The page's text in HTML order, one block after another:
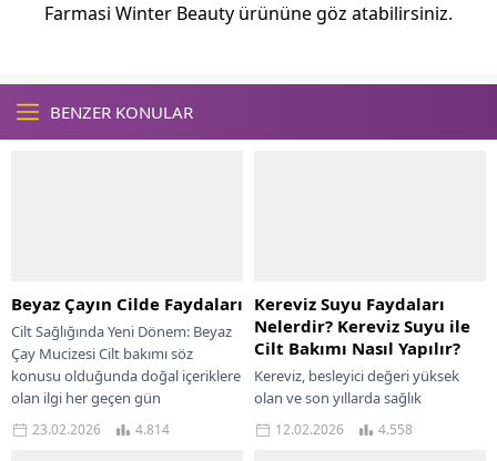
Farmasi Winter Beauty ürününe göz atabilirsiniz.
BENZER KONULAR
Beyaz Çayın Cilde Faydaları
Cilt Sağlığında Yeni Dönem: Beyaz
Çay Mucizesi Cilt bakımı söz
konusu olduğunda doğal içeriklere
olan ilgi her geçen gün
artmaktadır....
23.02.2026 4.814
Kereviz Suyu Faydaları
Nelerdir? Kereviz Suyu ile
Cilt Bakımı Nasıl Yapılır?
Kereviz, besleyici değeri yüksek
olan ve son yıllarda sağlık
dünyasında dikkat çeken bir
sebzedir. Zengin vitamin ve mineral
12.02.2026 4.558